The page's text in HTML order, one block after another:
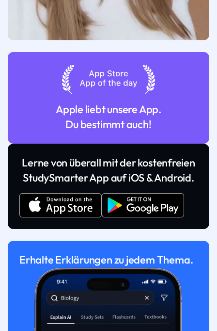
Apple liebt unsere App.
Du bestimmt auch!
Lerne von überall mit der kostenfreien
StudySmarter App auf iOS & Android.
Erhalte Erklärungen zu jedem Thema.